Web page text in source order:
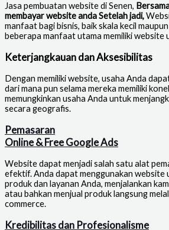
Jasa pembuatan website di Senen,
membayar website anda Setelah jadi,
manfaat bagi bisnis, baik skala kecil
beberapa manfaat utama memiliki website
Keterjangkauan dan Aksesibilitas
Dengan memiliki website, usaha Anda
dari mana pun selama mereka memiliki
memungkinkan usaha Anda untuk
secara geografis.
Pemasaran
Online & Free Google Ads
Website dapat menjadi salah satu alat
efektif. Anda dapat menggunakan website
produk dan layanan Anda, menjalankan
atau bahkan menjual produk langsung
commerce.
Kredibilitas dan Profesionalisme